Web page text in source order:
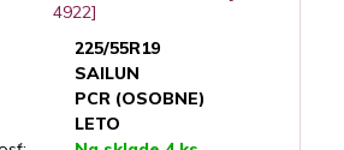
4922]
225/55R19
SAILUN
PCR (OSOBNE)
LETO